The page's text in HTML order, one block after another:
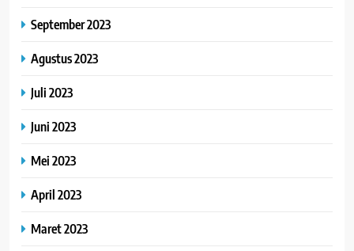
September 2023
Agustus 2023
Juli 2023
Juni 2023
Mei 2023
April 2023
Maret 2023